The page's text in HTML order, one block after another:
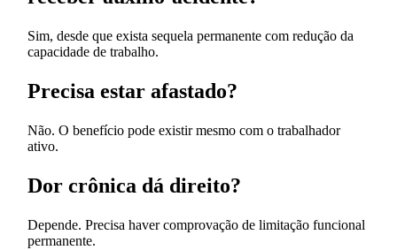
Sim, desde que exista sequela permanente com redução da
capacidade de trabalho.
Precisa estar afastado?
Não. O benefício pode existir mesmo com o trabalhador
ativo.
Dor crônica dá direito?
Depende. Precisa haver comprovação de limitação funcional
permanente.